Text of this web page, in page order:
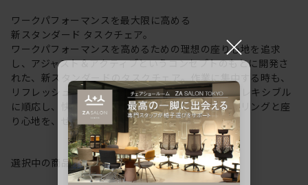
ワークパフォーマンスを最大限に高める
新スタンダード タスクチェア。
ワークパフォーマンスを高めるための理想の座り心地を追求
し、アジャスト＆アクティブというコンセプトのもとに開発さ
れた、新スタンダードのタスクチェア。作業に集中する時も、
リフレッシュする時も、座る姿勢や身体の動きにフレキシブル
に順応し、快適にサポートします。新感覚のスタイリングと座
り心地を、ぜひご体感ください。
選択中の商品情報保証注意事項
×